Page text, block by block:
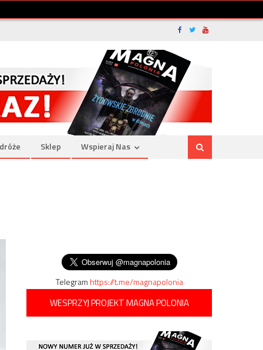
Sklep Wspieraj Nas
Telegramhttps://t.me/magnapolonia
WESPRZYJ PROJEKT MAGNA POLONIA